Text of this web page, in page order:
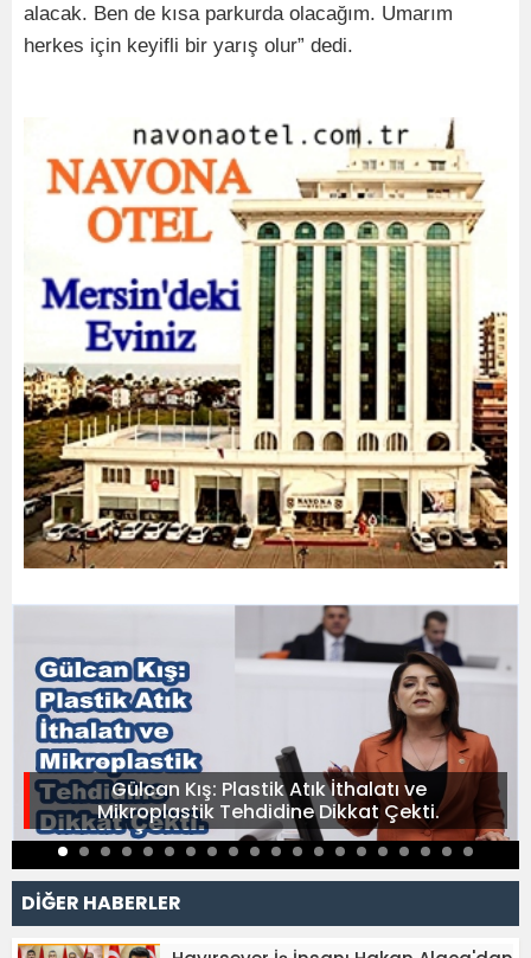
alacak. Ben de kısa parkurda olacağım. Umarım
herkes için keyifli bir yarış olur” dedi.
Gülcan Kış: Plastik Atık İthalatı ve
Mikroplastik Tehdidine Dikkat Çekti.
DİĞER HABERLER